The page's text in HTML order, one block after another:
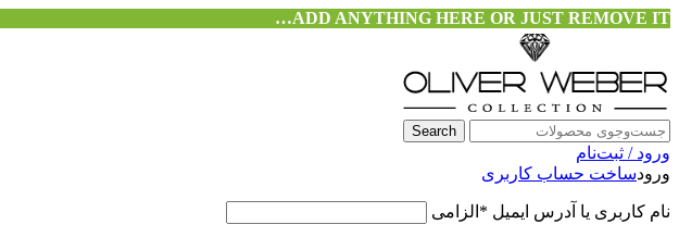
ADD ANYTHING HERE OR JUST REMOVE IT…
Search
ورود / ثبت‌نام
ورودساخت حساب کاربری
نام کاربری یا آدرس ایمیل * الزامی